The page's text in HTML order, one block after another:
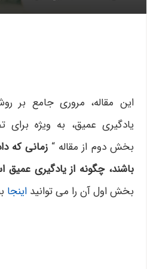
این مقاله، مروری جامع بر
یادگیری عمیق، به ویژه
بخش دوم از مقاله “ زمانی که
باشند، چگونه از یادگیری عمیق
بخش اول آن را می توانیداینجا